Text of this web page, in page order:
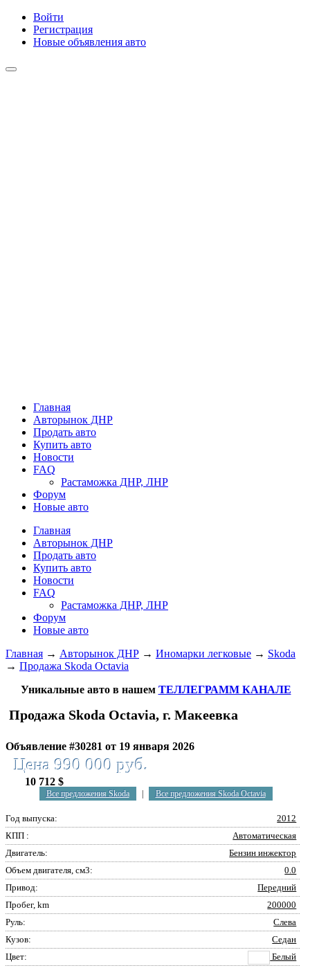
Войти
Регистрация
Новые объявления авто
Главная
Авторынок ДНР
Продать авто
Купить авто
Новости
FAQ
Растаможка ДНР, ЛНР
Форум
Новые авто
Главная
Авторынок ДНР
Продать авто
Купить авто
Новости
FAQ
Растаможка ДНР, ЛНР
Форум
Новые авто
Главная → Авторынок ДНР → Иномарки легковые → Skoda
→ Продажа Skoda Octavia
Уникальные авто в нашем ТЕЛЛЕГРАММ КАНАЛЕ
Продажа Skoda Octavia, г. Макеевка
Объявление #30281 от 19 января 2026
Цена 990 000 руб.
10 712 $
Все предложения Skoda Все предложения Skoda Octavia
Год выпуска:
2012
КПП :
Автоматическая
Двигатель:
Бензин инжектор
Объем двигателя, см3:
0.0
Привод:
Передний
Пробег, km
200000
Руль:
Слева
Кузов:
Седан
Цвет:
Белый